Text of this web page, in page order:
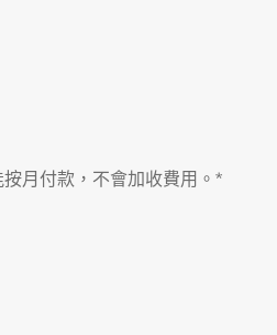
月付款，不會加收費用。*